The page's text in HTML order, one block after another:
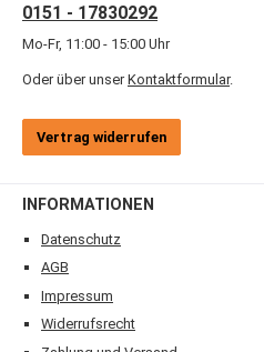
0151 - 17830292
Mo-Fr, 11:00 - 15:00 Uhr
Oder über unser Kontaktformular.
Vertrag widerrufen
INFORMATIONEN
Datenschutz
AGB
Impressum
Widerrufsrecht